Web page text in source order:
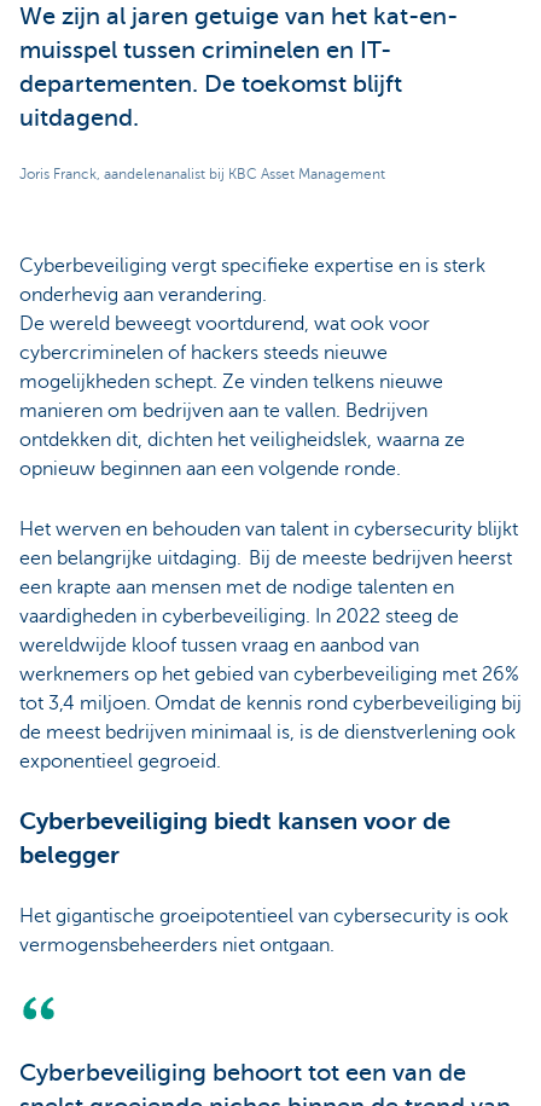
We zijn al jaren getuige van het kat-en-
muisspel tussen criminelen en IT-
departementen. De toekomst blijft
uitdagend.
Joris Franck, aandelenanalist bij KBC Asset Management
Cyberbeveiliging vergt specifieke expertise en is sterk
onderhevig aan verandering.
De wereld beweegt voortdurend, wat ook voor
cybercriminelen of hackers steeds nieuwe
mogelijkheden schept. Ze vinden telkens nieuwe
manieren om bedrijven aan te vallen. Bedrijven
ontdekken dit, dichten het veiligheidslek, waarna ze
opnieuw beginnen aan een volgende ronde.
Het werven en behouden van talent in cybersecurity blijkt
een belangrijke uitdaging. Bij de meeste bedrijven heerst
een krapte aan mensen met de nodige talenten en
vaardigheden in cyberbeveiliging. In 2022 steeg de
wereldwijde kloof tussen vraag en aanbod van
werknemers op het gebied van cyberbeveiliging met 26%
tot 3,4 miljoen. Omdat de kennis rond cyberbeveiliging bij
de meest bedrijven minimaal is, is de dienstverlening ook
exponentieel gegroeid.
Cyberbeveiliging biedt kansen voor de
belegger
Het gigantische groeipotentieel van cybersecurity is ook
vermogensbeheerders niet ontgaan.
Cyberbeveiliging behoort tot een van de